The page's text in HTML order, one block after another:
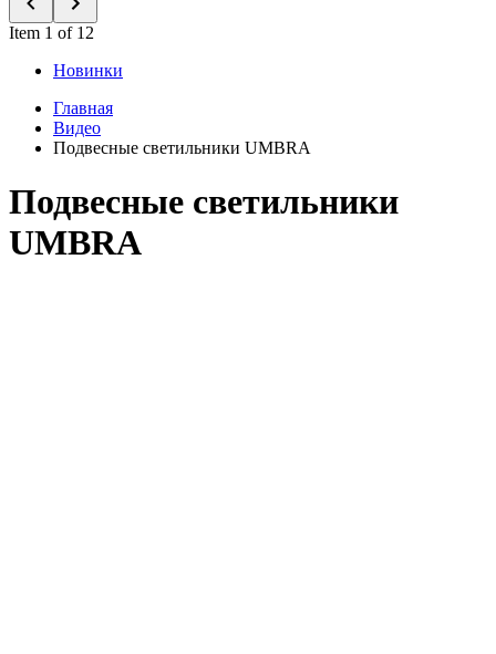
Item 1 of 12
Новинки
Главная
Видео
Подвесные светильники UMBRA
Подвесные светильники
UMBRA